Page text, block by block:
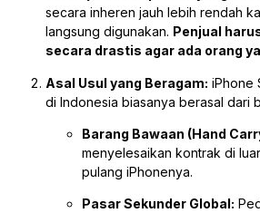
secara inheren jauh lebih rendah
langsung digunakan. Penjual
secara drastis agar ada orang
Asal Usul yang Beragam: iPhone
di Indonesia biasanya berasal dari
Barang Bawaan (Hand
menyelesaikan kontrak di
pulang iPhonenya.
Pasar Sekunder Global: